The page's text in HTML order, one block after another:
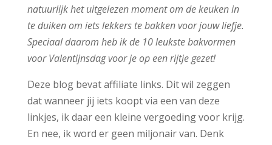
natuurlijk het uitgelezen moment om de keuken in
te duiken om iets lekkers te bakken voor jouw liefje.
Speciaal daarom heb ik de 10 leukste bakvormen
voor Valentijnsdag voor je op een rijtje gezet!
Deze blog bevat affiliate links. Dit wil zeggen
dat wanneer jij iets koopt via een van deze
linkjes, ik daar een kleine vergoeding voor krijg.
En nee, ik word er geen miljonair van. Denk